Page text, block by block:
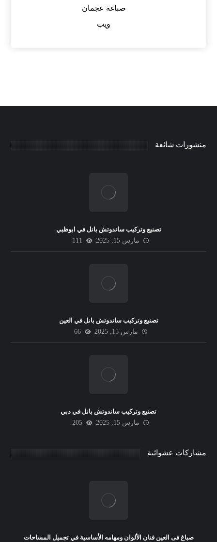
صباغة عجمان
ويب
منشورات شائعة
تصنيع وتركيب ساندوتش بانل في ابوظبي
مارس 15, 2025
111
تصنيع وتركيب ساندوتش بانل في العين
مارس 15, 2025
66
تصنيع وتركيب ساندوتش بانل في دبي
مارس 15, 2025
205
مشاركات عشوائية
صباغ فى العين فنان الألوان ومهامه الأساسية في تجميل المساحات